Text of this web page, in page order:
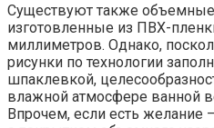
Существуют также
изготовленные из ПВХ-
миллиметров. Однако,
рисунки по технологии
шпаклевкой,
влажной атмосфере ванной
Впрочем, если есть желание